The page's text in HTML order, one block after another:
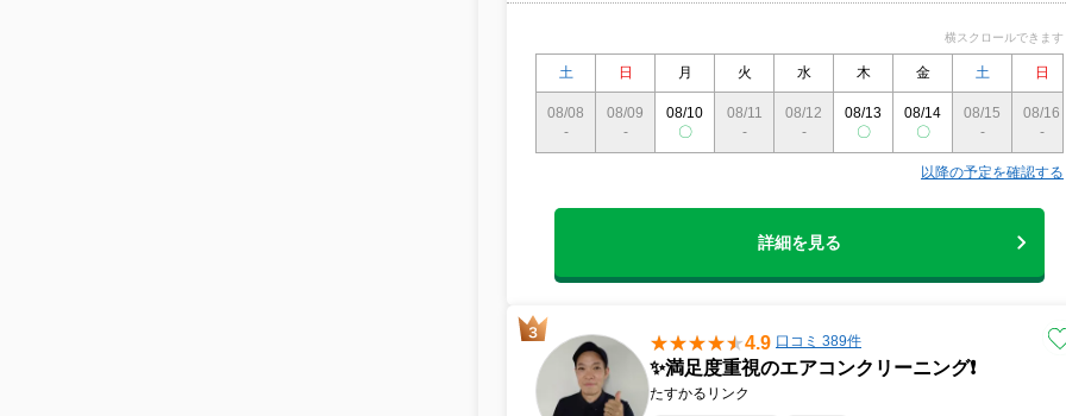
横スクロールできます
土 日 月 火 水 木 金 土 日
08/08
-
08/09
-
08/10
〇
08/11
-
08/12
-
08/13
〇
08/14
〇
08/15
-
08/16
-
以降の予定を確認する
詳細を見る
4.9 口コミ 389件
✨満足度重視のエアコンクリーニング❗️
たすかるリンク